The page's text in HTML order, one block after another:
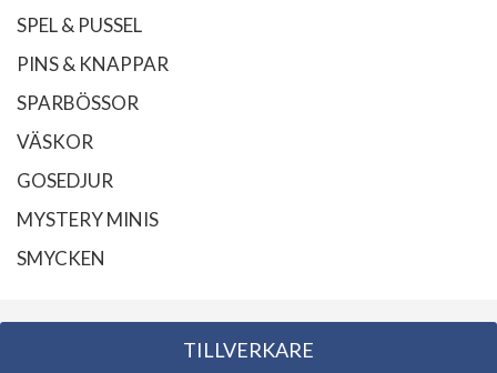
SPEL & PUSSEL
PINS & KNAPPAR
SPARBÖSSOR
VÄSKOR
GOSEDJUR
MYSTERY MINIS
SMYCKEN
TILLVERKARE